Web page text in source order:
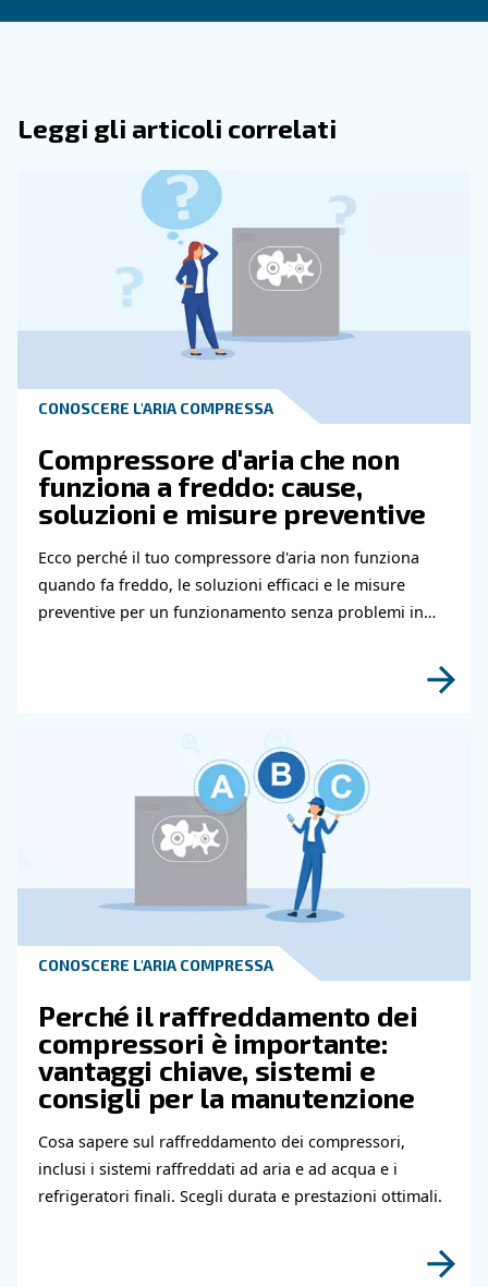
Contatta i nostri esperti
Hai bisogno di ulteriori informazioni sui
e servizi? Compila questo modulo con più
possibili e i nostri esperti saranno in grado di
contattarti al più presto.
Leggi gli articoli correlati